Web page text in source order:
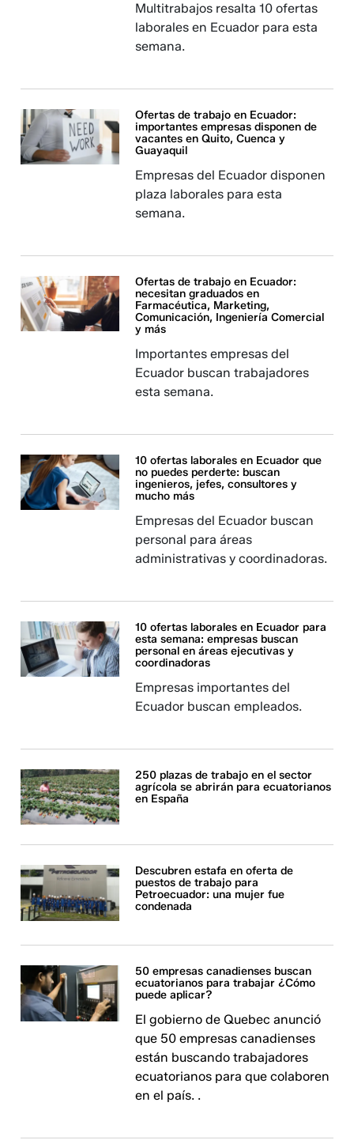
Multitrabajos resalta 10 ofertas
laborales en Ecuador para esta
semana.
Ofertas de trabajo en Ecuador:
importantes empresas disponen de
vacantes en Quito, Cuenca y
Guayaquil
Empresas del Ecuador disponen
plaza laborales para esta
semana.
Ofertas de trabajo en Ecuador:
necesitan graduados en
Farmacéutica, Marketing,
Comunicación, Ingeniería Comercial
y más
Importantes empresas del
Ecuador buscan trabajadores
esta semana.
10 ofertas laborales en Ecuador que
no puedes perderte: buscan
ingenieros, jefes, consultores y
mucho más
Empresas del Ecuador buscan
personal para áreas
administrativas y coordinadoras.
10 ofertas laborales en Ecuador para
esta semana: empresas buscan
personal en áreas ejecutivas y
coordinadoras
Empresas importantes del
Ecuador buscan empleados.
250 plazas de trabajo en el sector
agrícola se abrirán para ecuatorianos
en España
Descubren estafa en oferta de
puestos de trabajo para
Petroecuador: una mujer fue
condenada
50 empresas canadienses buscan
ecuatorianos para trabajar ¿Cómo
puede aplicar?
El gobierno de Quebec anunció
que 50 empresas canadienses
están buscando trabajadores
ecuatorianos para que colaboren
en el país. .